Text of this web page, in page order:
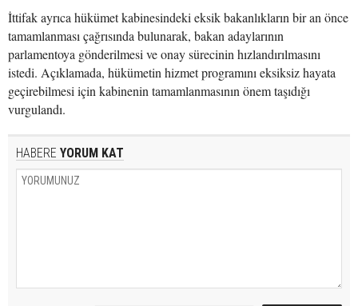
İttifak ayrıca hükümet kabinesindeki eksik bakanlıkların bir an önce
tamamlanması çağrısında bulunarak, bakan adaylarının
parlamentoya gönderilmesi ve onay sürecinin hızlandırılmasını
istedi. Açıklamada, hükümetin hizmet programını eksiksiz hayata
geçirebilmesi için kabinenin tamamlanmasının önem taşıdığı
vurgulandı.
HABERE YORUM KAT